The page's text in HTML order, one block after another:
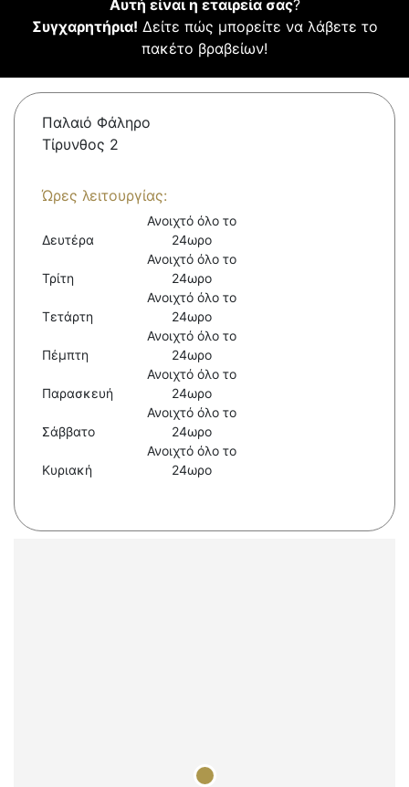
Αυτή είναι η εταιρεία σας?
Συγχαρητήρια! Δείτε πώς μπορείτε να λάβετε το
πακέτο βραβείων!
Παλαιό Φάληρο
Τίρυνθος 2
Ώρες λειτουργίας:
Δευτέρα
Ανοιχτό όλο το
24ωρο
Τρίτη
Ανοιχτό όλο το
24ωρο
Τετάρτη
Ανοιχτό όλο το
24ωρο
Πέμπτη
Ανοιχτό όλο το
24ωρο
Παρασκευή
Ανοιχτό όλο το
24ωρο
Σάββατο
Ανοιχτό όλο το
24ωρο
Κυριακή
Ανοιχτό όλο το
24ωρο